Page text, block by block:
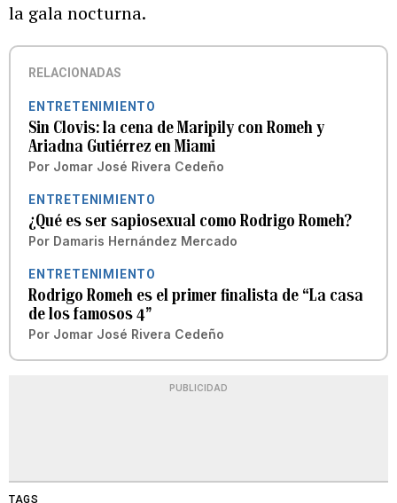
la gala nocturna.
RELACIONADAS
ENTRETENIMIENTO
Sin Clovis: la cena de Maripily con Romeh y
Ariadna Gutiérrez en Miami
Por Jomar José Rivera Cedeño
ENTRETENIMIENTO
¿Qué es ser sapiosexual como Rodrigo Romeh?
Por Damaris Hernández Mercado
ENTRETENIMIENTO
Rodrigo Romeh es el primer finalista de “La casa
de los famosos 4”
Por Jomar José Rivera Cedeño
PUBLICIDAD
TAGS